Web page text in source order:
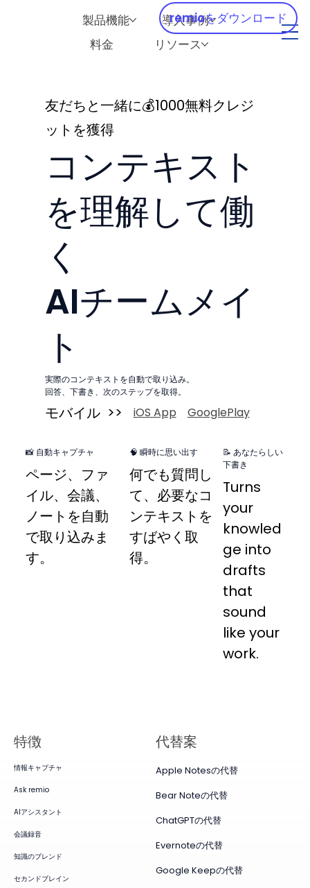
製品機能
導入事例
料金
リソース
remioをダウンロード
​友だちと一緒に💰1000無料クレジ
ットを獲得
コンテキスト
を理解して働
く
AIチームメイ
ト
実際のコンテキストを自動で取り込み。
回答、下書き、次のステップを取得。
モバイル >> iOS App GooglePlay
📸 自動キャプチャ
ページ、ファ
イル、会議、
ノートを自動
で取り込みま
す。
🧠 瞬時に思い出す
何でも質問し
て、必要なコ
ンテキストを
すばやく取
得。
📝 あなたらしい
下書き
Turns
your
knowled
ge into
drafts
that
sound
like your
work.
特徴
情報キャプチャ
Ask remio
AIアシスタント
会議録音
知識のブレンド
セカンドブレイン
代替案
Apple Notesの代替
Bear Noteの代替
ChatGPTの代替
Evernoteの代替
Google Keepの代替